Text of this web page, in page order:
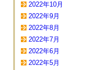
2022年10月
2022年9月
2022年8月
2022年7月
2022年6月
2022年5月